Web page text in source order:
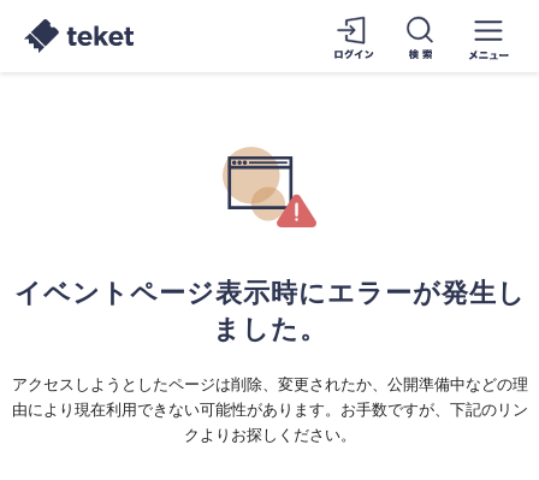
イベントページ表示時にエラーが発生し
ました。
アクセスしようとしたページは削除、変更されたか、公開準備中などの理
由により現在利用できない可能性があります。お手数ですが、下記のリン
クよりお探しください。